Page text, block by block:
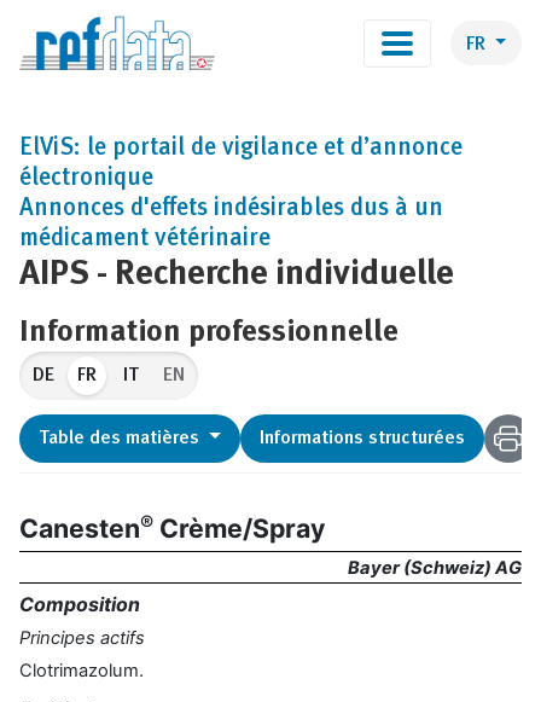
FR
AIPS - Recherche individuelle
ElViS: le portail de vigilance et d’annonce
électronique
Annonces d'effets indésirables dus à un
médicament vétérinaire
Information professionnelle
FR EN
Table des matières Informations structurées